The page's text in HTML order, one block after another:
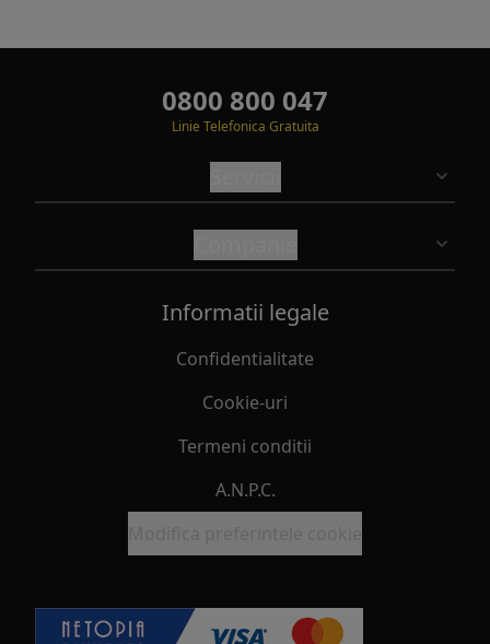
0800 800 047
Linie Telefonica Gratuita
Informatii legale
Confidentialitate
Cookie-uri
Termeni conditii
A.N.P.C.